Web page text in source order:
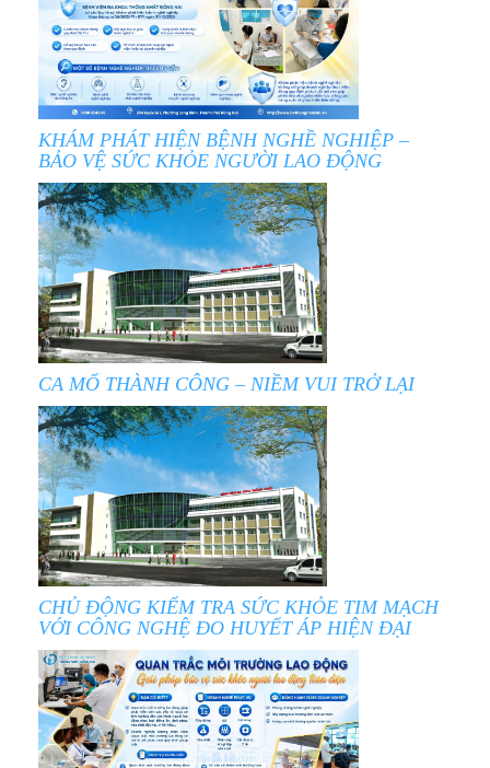
KHÁM PHÁT HIỆN BỆNH NGHỀ NGHIỆP –
BẢO VỆ SỨC KHỎE NGƯỜI LAO ĐỘNG
CA MỔ THÀNH CÔNG – NIỀM VUI TRỞ LẠI
CHỦ ĐỘNG KIỂM TRA SỨC KHỎE TIM MẠCH
VỚI CÔNG NGHỆ ĐO HUYẾT ÁP HIỆN ĐẠI